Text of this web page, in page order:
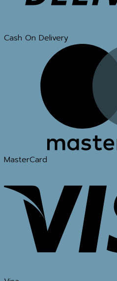
Cash On Delivery
MasterCard